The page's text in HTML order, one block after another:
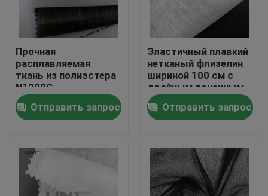
Домой
Продукты
О нас
Прочная
расплавляемая
ткань из полиэстера
N1208G
Отправить запрос
Эластичный плавкий
нетканый флизелин
шириной 100 см с
двойным точечным
покрытием
Отправить запрос